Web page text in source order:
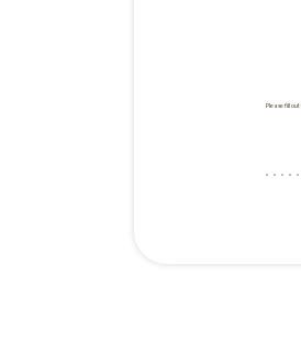
Please fill